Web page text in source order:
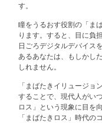
す。
瞳をうるおす役割の「ま
ります。すると、目に負
日ごろデジタルデバイス
あるあなたは、もしかし
しれません。
「まばたきイリュージョ
することで、現代人がい
ロス」という現象に目を
「まばたきロス」時代の